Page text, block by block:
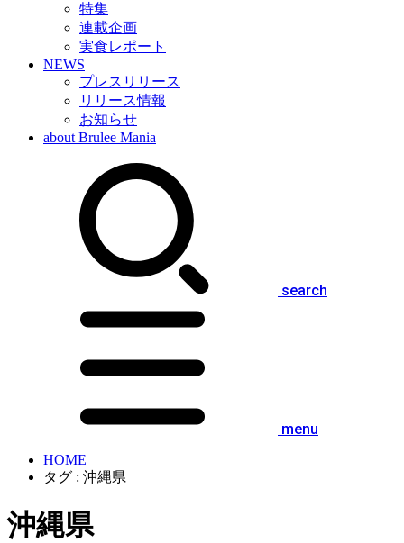
特集
連載企画
実食レポート
NEWS
プレスリリース
リリース情報
お知らせ
about Brulee Mania
search
menu
HOME
タグ : 沖縄県
沖縄県